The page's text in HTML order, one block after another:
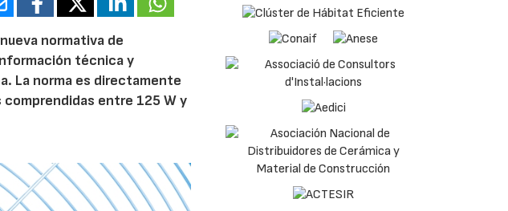
normativa de
técnica y
La norma es directamente
entre 125 W y